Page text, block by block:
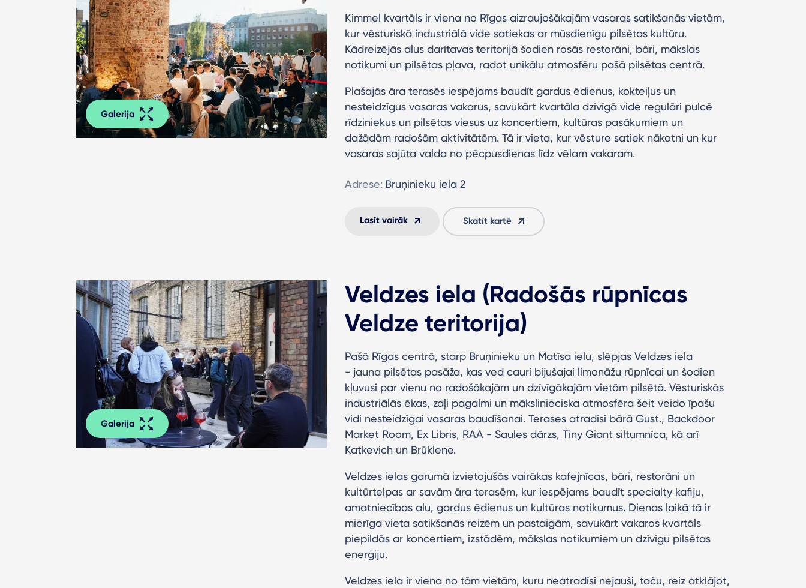
Galerija
Kimmel kvartāls ir viena no Rīgas aizraujošākajām vasaras satikšanās vietām,
kur vēsturiskā industriālā vide satiekas ar mūsdienīgu pilsētas kultūru.
Kādreizējās alus darītavas teritorijā šodien rosās restorāni, bāri, mākslas
notikumi un pilsētas pļava, radot unikālu atmosfēru pašā pilsētas centrā.
Plašajās āra terasēs iespējams baudīt gardus ēdienus, kokteiļus un
nesteidzīgus vasaras vakarus, savukārt kvartāla dzīvīgā vide regulāri pulcē
rīdziniekus un pilsētas viesus uz koncertiem, kultūras pasākumiem un
dažādām radošām aktivitātēm. Tā ir vieta, kur vēsture satiek nākotni un kur
vasaras sajūta valda no pēcpusdienas līdz vēlam vakaram.
Adrese: Bruņinieku iela 2
Lasīt vairāk Skatīt kartē
Galerija
Veldzes iela (Radošās rūpnīcas
Veldze teritorija)
Pašā Rīgas centrā, starp Bruņinieku un Matīsa ielu, slēpjas Veldzes iela
- jauna pilsētas pasāža, kas ved cauri bijušajai limonāžu rūpnīcai un šodien
kļuvusi par vienu no radošākajām un dzīvīgākajām vietām pilsētā. Vēsturiskās
industriālās ēkas, zaļi pagalmi un mākslinieciska atmosfēra šeit veido īpašu
vidi nesteidzīgai vasaras baudīšanai. Terases atradīsi bārā Gust., Backdoor
Market Room, Ex Libris, RAA - Saules dārzs, Tiny Giant siltumnīca, kā arī
Katkevich un Brūklene.
Veldzes ielas garumā izvietojušās vairākas kafejnīcas, bāri, restorāni un
kultūrtelpas ar savām āra terasēm, kur iespējams baudīt specialty kafiju,
amatniecības alu, gardus ēdienus un kultūras notikumus. Dienas laikā tā ir
mierīga vieta satikšanās reizēm un pastaigām, savukārt vakaros kvartāls
piepildās ar koncertiem, izstādēm, mākslas notikumiem un dzīvīgu pilsētas
enerģiju.
Veldzes iela ir viena no tām vietām, kuru neatradīsi nejauši, taču, reiz atklājot,